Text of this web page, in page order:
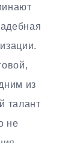
из
талант
не